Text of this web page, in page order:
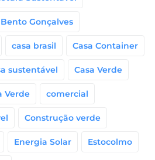
Bento Gonçalves
casa brasil Casa Container
sustentável Casa Verde
Verde comercial
Construção verde
Energia Solar Estocolmo